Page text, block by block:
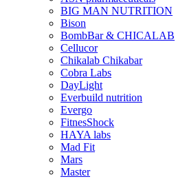
BIG MAN NUTRITION
Bison
BombBar & CHICALAB
Cellucor
Chikalab Chikabar
Cobra Labs
DayLight
Everbuild nutrition
Evergo
FitnesShock
HAYA labs
Mad Fit
Mars
Master